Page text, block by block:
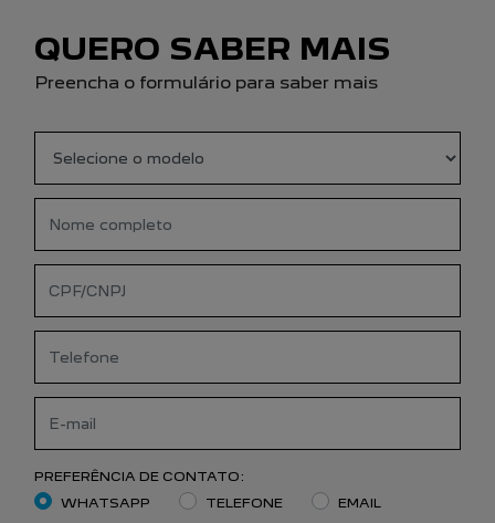
QUERO SABER MAIS
Preencha o formulário para saber mais
PREFERÊNCIA DE CONTATO:
WHATSAPP
TELEFONE EMAIL